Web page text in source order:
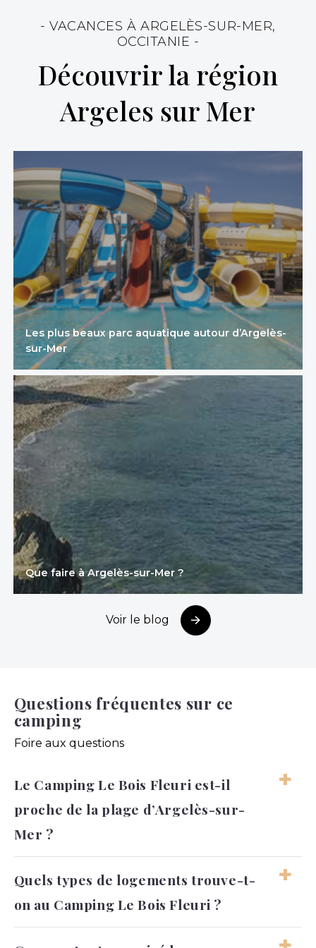
- VACANCES À ARGELÈS-SUR-MER,
OCCITANIE -
Découvrir la région
Argeles sur Mer
Les plus beaux parc aquatique autour d’Argelès-
sur-Mer
Que faire à Argelès-sur-Mer ?
Voir le blog
Questions fréquentes sur ce
camping
Foire aux questions
Le Camping Le Bois Fleuri est-il
proche de la plage d’Argelès-sur-
Mer ?
Le Camping Le Bois Fleuri se situe à Argelès-sur-
Mer, dans les Pyrénées-Orientales, à environ 6 km
de la plage. Cette position permet de séjourner
distance raisonnable du bord de mer. Le camping
Quels types de logements trouve-t-
on au Camping Le Bois Fleuri ?
Au Camping Le Bois Fleuri, vous trouvez